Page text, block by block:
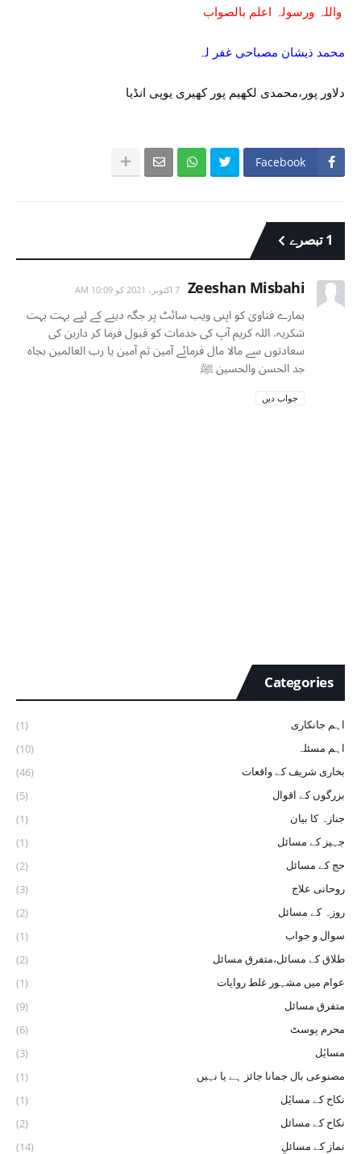
محمد ذیشان مصباحی غفر لہ
دلاور پور،محمدی لکھیم پور کھیری یوپی انڈیا
Facebook
1 تبصرے
Zeeshan Misbahi 7 اکتوبر، 2021 کو 10:09 AM
ہمارے فتاویٰ کو اپنی ویب سائٹ پر جگہ دینے کے لیے بہت بہت
شکریہ. اللہ کریم آپ کی خدمات کو قبول فرما کر دارین کی
سعادتوں سے مالا مال فرمائے آمین ثم آمین یا رب العالمین بجاہ
جد الحسن والحسين ﷺ
جواب دیں
Categories
اہم جانکاری
(1)
اہم مسئلہ
(10)
بخاری شریف ‏کے ‏واقعات
(46)
بزرگوں کے اقوال
(5)
جنازہ کا بیان
(1)
جہیز کے مسائل
(1)
حج کے مسائل
(2)
روحانی علاج
(3)
روزہ کے مسائل
(2)
سوال و جواب
(1)
طلاق کے مسائل،متفرق مسائل
(2)
عوام میں مشہور غلط روایات
(1)
متفرق مسائل
(9)
محرم پوسٹ
(6)
مسایٔل
(3)
مصنوعی بال جمانا جائز ہے یا نہیں
(1)
نکاح کے ‏مسایٔل
(1)
نکاح کے مسائل
(2)
نماز کے مسائلِ
(14)